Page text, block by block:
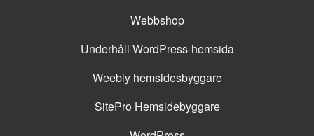
Webbshop
Underhåll WordPress-hemsida
Weebly hemsidesbyggare
SitePro Hemsidebyggare